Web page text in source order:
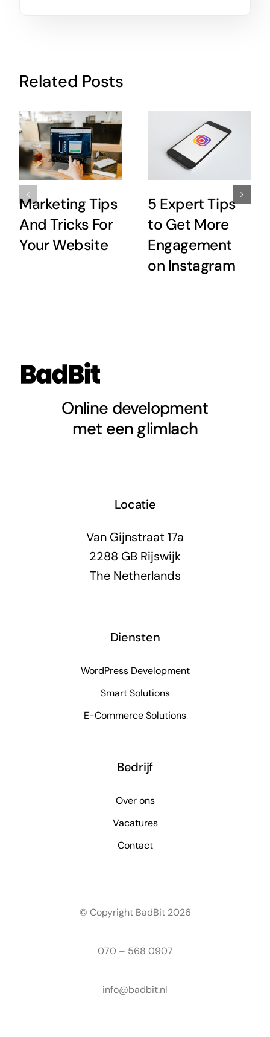
Related Posts
Marketing Tips
And Tricks For
Your Website
5 Expert Tips
to Get More
Engagement
on Instagram
Online development
met een glimlach
Locatie
Van Gijnstraat 17a
2288 GB Rijswijk
The Netherlands
Diensten
WordPress Development
Smart Solutions
E-Commerce Solutions
Bedrijf
Over ons
Vacatures
Contact
© Copyright BadBit 2026
070 – 568 0907
info@badbit.nl